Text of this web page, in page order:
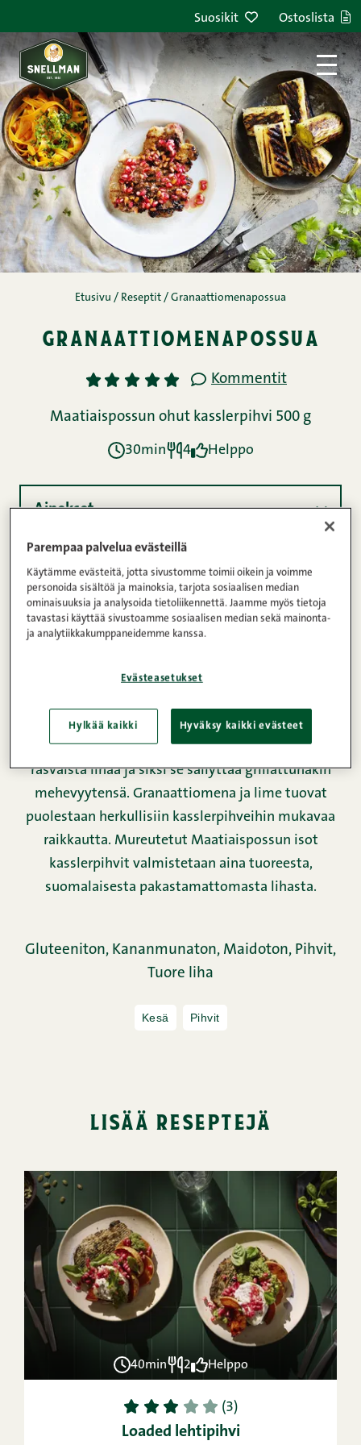
Suosikit Ostoslista
Etusivu / Reseptit / Granaattiomenapossua
granaattiomenapossua
1 2 3 4 5 Kommentit
Maatiaispossun ohut kasslerpihvi 500 g
30min 4 Helppo
Ainekset
Ohje
Ravintosisältö
kesänä grillissä jotain uutta ja pirteää.
Maatiaispossun kassler eli etuselkä on runsaan
rasvaista lihaa ja siksi se säilyttää grillattunakin
mehevyytensä. Granaattiomena ja lime tuovat
puolestaan herkullisiin kasslerpihveihin mukavaa
raikkautta. Mureutetut Maatiaispossun isot
kasslerpihvit valmistetaan aina tuoreesta,
suomalaisesta pakastamattomasta lihasta.
Gluteeniton, Kananmunaton, Maidoton, Pihvit,
Tuore liha
Kesä Pihvit
lisää reseptejä
40min 2 Helppo
1 2 3 4 5 (3)
Loaded lehtipihvi
Parempaa palvelua evästeillä
Käytämme evästeitä, jotta sivustomme toimii oikein ja voimme
personoida sisältöä ja mainoksia, tarjota sosiaalisen median
ominaisuuksia ja analysoida tietoliikennettä. Jaamme myös tietoja
tavastasi käyttää sivustoamme sosiaalisen median sekä mainonta-
ja analytiikkakumppaneidemme kanssa.
Evästeasetukset
Hylkää kaikki Hyväksy kaikki evästeet